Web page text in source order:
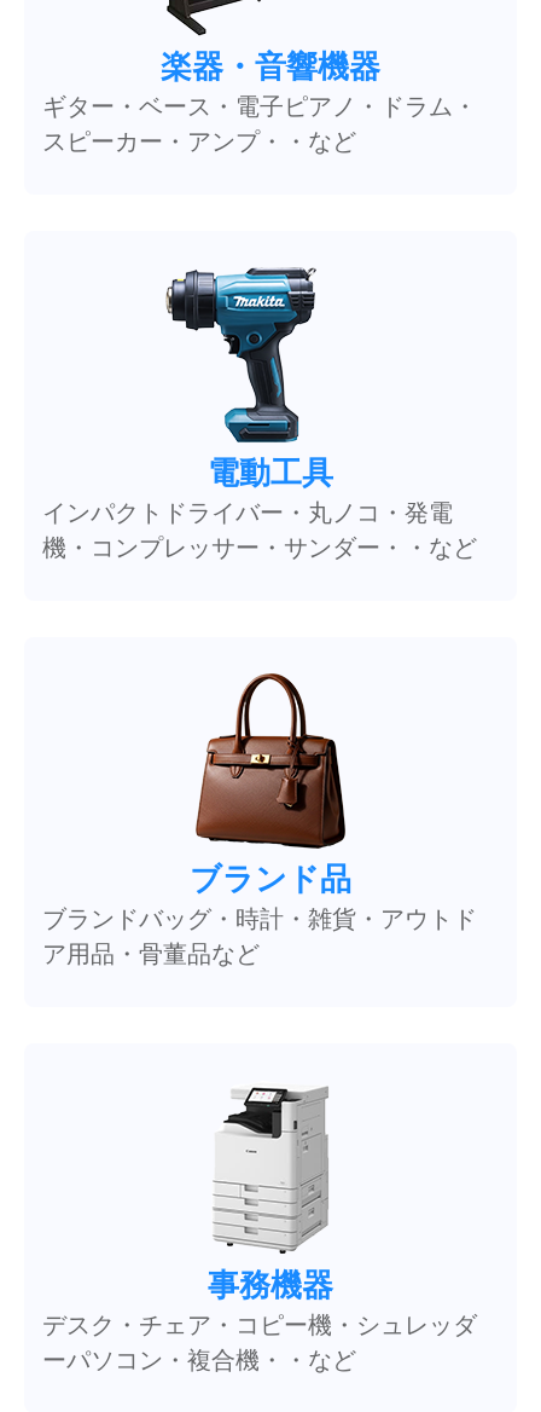
楽器・音響機器
ギター・ベース・電子ピアノ・ドラム・
スピーカー・アンプ・・など
電動工具
インパクトドライバー・丸ノコ・発電
機・コンプレッサー・サンダー・・など
ブランド品
ブランドバッグ・時計・雑貨・アウトド
ア用品・骨董品など
事務機器
デスク・チェア・コピー機・シュレッダ
ーパソコン・複合機・・など